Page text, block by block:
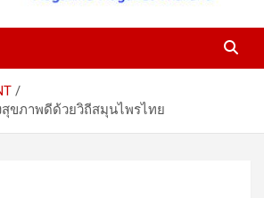
สุขภาพดีด้วยวิถีสมุนไพรไทย